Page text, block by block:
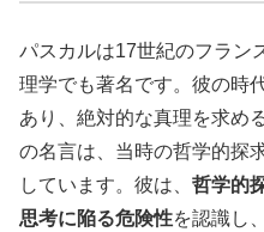
パスカルは17世紀のフラン
理学でも著名です。彼の時
あり、絶対的な真理を求め
の名言は、当時の哲学的探
しています。彼は、 哲学的
思考に陥る危険性を認識し